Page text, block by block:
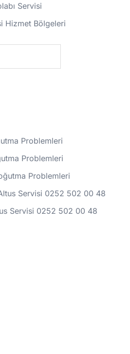
Servisi
Hizmet Bölgeleri
Problemleri
Problemleri
Problemleri
Servisi 0252 502 00 48
Servisi 0252 502 00 48